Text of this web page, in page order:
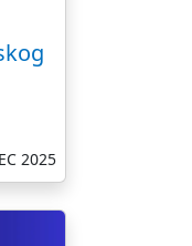
2025